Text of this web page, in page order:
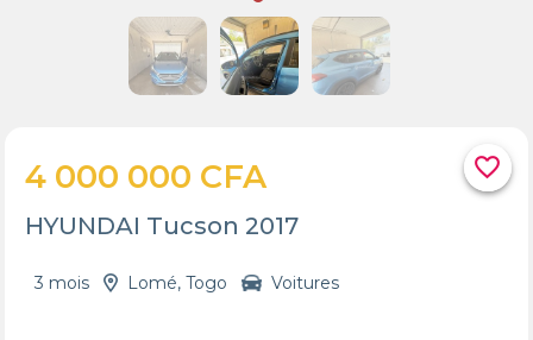
favorite_border
4 000 000 CFA
HYUNDAI Tucson 2017
3 mois Lomé, Togo Voitures